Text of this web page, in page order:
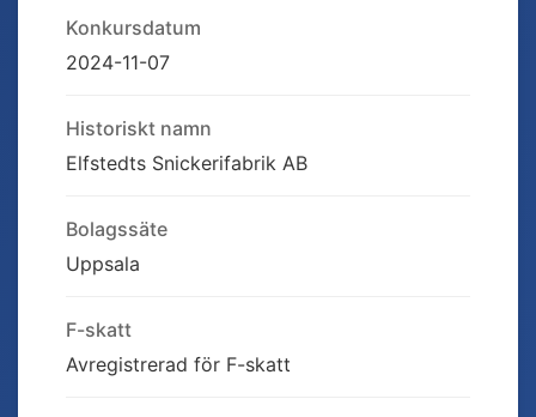
Konkursdatum
2024-11-07
Historiskt namn
Elfstedts Snickerifabrik AB
Bolagssäte
Uppsala
F-skatt
Avregistrerad för F-skatt